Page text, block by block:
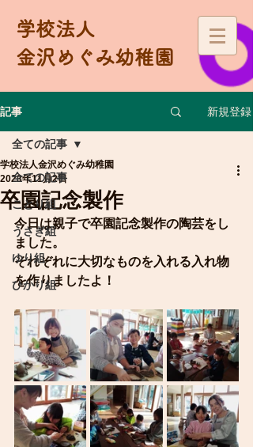
学校法人
金沢めぐみ幼稚園
記事 新規登録
全ての記事
ことり組
うさぎ組
ゆり組
ひかり組
全ての記事
卒園記念製作
学校法人金沢めぐみ幼稚園
2023年11月2日
今日は親子で卒園記念製作の陶芸をし
ました。
それぞれに大切なものを入れる入れ物
を作りましたよ！